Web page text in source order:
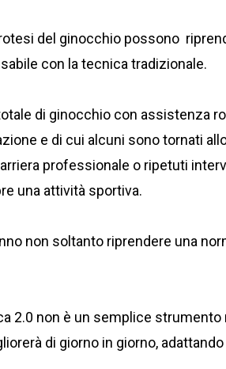
del ginocchio possono
con la tecnica tradizionale.
di ginocchio con assistenza
e di cui alcuni sono tornati
professionale o ripetuti
una attività sportiva.
non soltanto riprendere una
2.0 non è un semplice strumento
di giorno in giorno,